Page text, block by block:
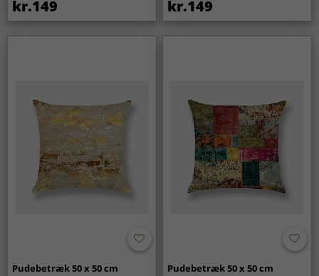
kr.149 kr.149
Pudebetræk 50 x 50 cm Pudebetræk 50 x 50 cm